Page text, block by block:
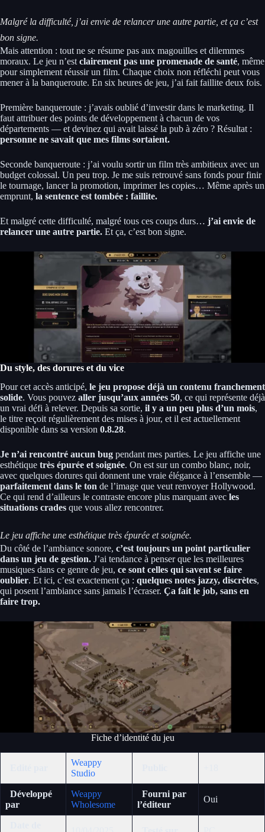
Malgré la difficulté, j’ai envie de relancer une autre partie, et ça c’est
bon signe.
Mais attention : tout ne se résume pas aux magouilles et dilemmes
moraux. Le jeu n’est clairement pas une promenade de santé, même
pour simplement réussir un film. Chaque choix non réfléchi peut vous
mener à la banqueroute. En six heures de jeu, j’ai fait faillite deux fois.
Première banqueroute : j’avais oublié d’investir dans le marketing. Il
faut attribuer des points de développement à chacun de vos
départements — et devinez qui avait laissé la pub à zéro ? Résultat :
personne ne savait que mes films sortaient.
Seconde banqueroute : j’ai voulu sortir un film très ambitieux avec un
budget colossal. Un peu trop. Je me suis retrouvé sans fonds pour finir
le tournage, lancer la promotion, imprimer les copies… Même après un
emprunt, la sentence est tombée : faillite.
Et malgré cette difficulté, malgré tous ces coups durs… j’ai envie de
relancer une autre partie. Et ça, c’est bon signe.
Du style, des dorures et du vice
Pour cet accès anticipé, le jeu propose déjà un contenu franchement
solide. Vous pouvez aller jusqu’aux années 50, ce qui représente déjà
un vrai défi à relever. Depuis sa sortie, il y a un peu plus d’un mois,
le titre reçoit régulièrement des mises à jour, et il est actuellement
disponible dans sa version 0.8.28.
Je n’ai rencontré aucun bug pendant mes parties. Le jeu affiche une
esthétique très épurée et soignée. On est sur un combo blanc, noir,
avec quelques dorures qui donnent une vraie élégance à l’ensemble —
parfaitement dans le ton de l’image que veut renvoyer Hollywood.
Ce qui rend d’ailleurs le contraste encore plus marquant avec les
situations crades que vous allez rencontrer.
Le jeu affiche une esthétique très épurée et soignée.
Du côté de l’ambiance sonore, c’est toujours un point particulier
dans un jeu de gestion. J’ai tendance à penser que les meilleures
musiques dans ce genre de jeu, ce sont celles qui savent se faire
oublier. Et ici, c’est exactement ça : quelques notes jazzy, discrètes,
qui posent l’ambiance sans jamais l’écraser. Ça fait le job, sans en
faire trop.
Fiche d’identité du jeu
Weappy
Studio
Développé
par
Weappy
Wholesome
Fourni par
l’éditeur
Oui